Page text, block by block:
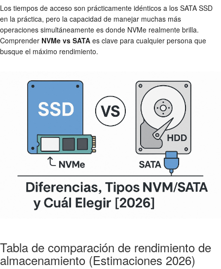
Los tiempos de acceso son prácticamente idénticos a los SATA SSD
en la práctica, pero la capacidad de manejar muchas más
operaciones simultáneamente es donde NVMe realmente brilla.
Comprender NVMe vs SATA es clave para cualquier persona que
busque el máximo rendimiento.
Tabla de comparación de rendimiento de
almacenamiento (Estimaciones 2026)